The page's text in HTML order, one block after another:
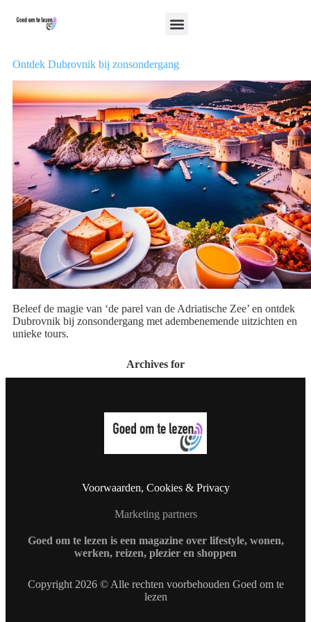
Ontdek Dubrovnik bij zonsondergang
Beleef de magie van ‘de parel van de Adriatische Zee’ en ontdek
Dubrovnik bij zonsondergang met adembenemende uitzichten en
unieke tours.
Archives for
Voorwaarden, Cookies & Privacy
Marketing partners
Goed om te lezen is een magazine over lifestyle, wonen,
werken, reizen, plezier en shoppen
Copyright 2026 © Alle rechten voorbehouden Goed om te
lezen